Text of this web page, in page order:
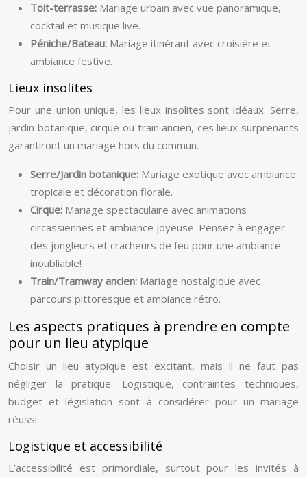
Toit-terrasse: Mariage urbain avec vue panoramique,
cocktail et musique live.
Péniche/Bateau: Mariage itinérant avec croisière et
ambiance festive.
Lieux insolites
Pour une union unique, les lieux insolites sont idéaux. Serre,
jardin botanique, cirque ou train ancien, ces lieux surprenants
garantiront un mariage hors du commun.
Serre/Jardin botanique: Mariage exotique avec ambiance
tropicale et décoration florale.
Cirque: Mariage spectaculaire avec animations
circassiennes et ambiance joyeuse. Pensez à engager
des jongleurs et cracheurs de feu pour une ambiance
inoubliable!
Train/Tramway ancien: Mariage nostalgique avec
parcours pittoresque et ambiance rétro.
Les aspects pratiques à prendre en compte
pour un lieu atypique
Choisir un lieu atypique est excitant, mais il ne faut pas
négliger la pratique. Logistique, contraintes techniques,
budget et législation sont à considérer pour un mariage
réussi.
Logistique et accessibilité
L’accessibilité est primordiale, surtout pour les invités à